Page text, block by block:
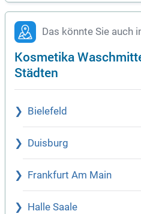
Das könnte Sie auch
Kosmetika
Städten
Bielefeld
Duisburg
Frankfurt Am Main
Halle Saale